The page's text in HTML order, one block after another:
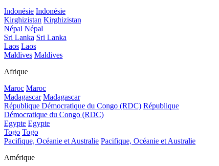
Indonésie Indonésie
Kirghizistan Kirghizistan
Népal Népal
Sri Lanka Sri Lanka
Laos Laos
Maldives Maldives
Afrique
Maroc Maroc
Madagascar Madagascar
République Démocratique du Congo (RDC) République
Démocratique du Congo (RDC)
Egypte Egypte
Togo Togo
Pacifique, Océanie et Australie Pacifique, Océanie et Australie
Amérique